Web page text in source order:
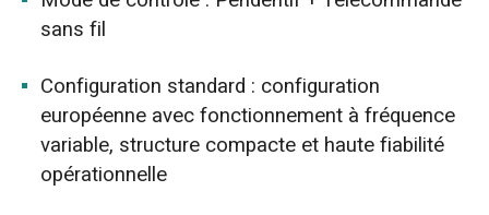
sans fil
Configuration standard : configuration
européenne avec fonctionnement à fréquence
variable, structure compacte et haute fiabilité
opérationnelle